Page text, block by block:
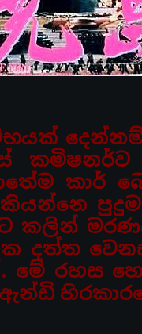
කමිෂනර්ව
කාර්
කලින්
දත්ත
මේ රහස